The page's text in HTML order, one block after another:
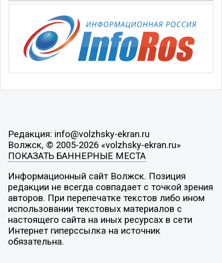
Редакция: info@volzhsky-ekran.ru
Волжск, © 2005-2026 «volzhsky-ekran.ru»
ПОКАЗАТЬ БАННЕРНЫЕ МЕСТА
Информационный сайт Волжск. Позиция
редакции не всегда совпадает с точкой зрения
авторов. При перепечатке текстов либо ином
использовании текстовых материалов с
настоящего сайта на иных ресурсах в сети
Интернет гиперссылка на источник
обязательна.